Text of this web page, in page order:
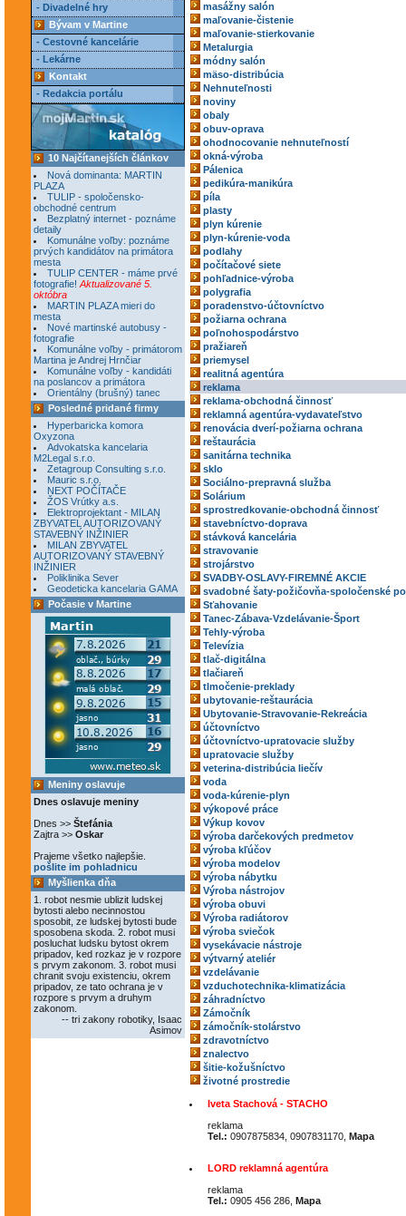
- Divadelné hry
Bývam v Martine
- Cestovné kancelárie
- Lekárne
Kontakt
- Redakcia portálu
10 Najčítanejších článkov
Nová dominanta: MARTIN
PLAZA
TULIP - spoločensko-
obchodné centrum
Bezplatný internet - poznáme
detaily
Komunálne voľby: poznáme
prvých kandidátov na primátora
mesta
TULIP CENTER - máme prvé
fotografie! Aktualizované 5.
októbra
MARTIN PLAZA mieri do
mesta
Nové martinské autobusy -
fotografie
Komunálne voľby - primátorom
Martina je Andrej Hrnčiar
Komunálne voľby - kandidáti
na poslancov a primátora
Orientálny (brušný) tanec
Posledné pridané firmy
Hyperbaricka komora
Oxyzona
Advokatska kancelaria
M2Legal s.r.o.
Zetagroup Consulting s.r.o.
Mauric s.r.o.
NEXT POČÍTAČE
ŽOS Vrútky a.s.
Elektroprojektant - MILAN
ZBYVATEL AUTORIZOVANÝ
STAVEBNÝ INŽINIER
MILAN ZBYVATEL
AUTORIZOVANÝ STAVEBNÝ
INŽINIER
Poliklinika Sever
Geodeticka kancelaria GAMA
Počasie v Martine
Meniny oslavuje
Dnes oslavuje meniny
Dnes >> Štefánia
Zajtra >> Oskar
Prajeme všetko najlepšie.
pošlite im pohladnicu
Myšlienka dňa
1. robot nesmie ublizit ludskej
bytosti alebo necinnostou
sposobit, ze ludskej bytosti bude
sposobena skoda. 2. robot musi
posluchat ludsku bytost okrem
pripadov, ked rozkaz je v rozpore
s prvym zakonom. 3. robot musi
chranit svoju existenciu, okrem
pripadov, ze tato ochrana je v
rozpore s prvym a druhym
zakonom.
-- tri zakony robotiky, Isaac
Asimov
masážny salón
maľovanie-čistenie
maľovanie-stierkovanie
Metalurgia
módny salón
mäso-distribúcia
Nehnuteľnosti
noviny
obaly
obuv-oprava
ohodnocovanie nehnuteľností
okná-výroba
Pálenica
pedikúra-manikúra
píla
plasty
plyn kúrenie
plyn-kúrenie-voda
podlahy
počítačové siete
pohľadnice-výroba
polygrafia
poradenstvo-účtovníctvo
požiarna ochrana
poľnohospodárstvo
pražiareň
priemysel
realitná agentúra
reklama
reklama-obchodná činnosť
reklamná agentúra-vydavateľstvo
renovácia dverí-požiarna ochrana
reštaurácia
sanitárna technika
sklo
Sociálno-prepravná služba
Solárium
sprostredkovanie-obchodná činnosť
stavebníctvo-doprava
stávková kancelária
stravovanie
strojárstvo
SVADBY-OSLAVY-FIREMNÉ AKCIE
svadobné šaty-požičovňa-spoločenské
Sťahovanie
Tanec-Zábava-Vzdelávanie-Šport
Tehly-výroba
Televízia
tlač-digitálna
tlačiareň
tlmočenie-preklady
ubytovanie-reštaurácia
Ubytovanie-Stravovanie-Rekreácia
účtovníctvo
účtovníctvo-upratovacie služby
upratovacie služby
veterina-distribúcia liečív
voda
voda-kúrenie-plyn
výkopové práce
Výkup kovov
výroba darčekových predmetov
výroba kľúčov
výroba modelov
výroba nábytku
Výroba nástrojov
výroba obuvi
Výroba radiátorov
výroba sviečok
vysekávacie nástroje
výtvarný ateliér
vzdelávanie
vzduchotechnika-klimatizácia
záhradníctvo
Zámočník
zámočník-stolárstvo
zdravotníctvo
znalectvo
šitie-kožušníctvo
životné prostredie
Iveta Stachová - STACHO
reklama
Tel.: 0907875834, 0907831170, Mapa
LORD reklamná agentúra
reklama
Tel.: 0905 456 286, Mapa